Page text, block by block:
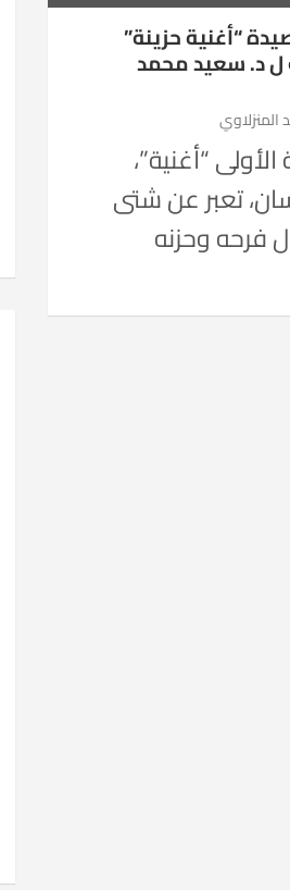
“أغنية حزينة”
ل د. سعيد محمد
“أغنية”،
تعبر عن شتى
فرحه وحزنه